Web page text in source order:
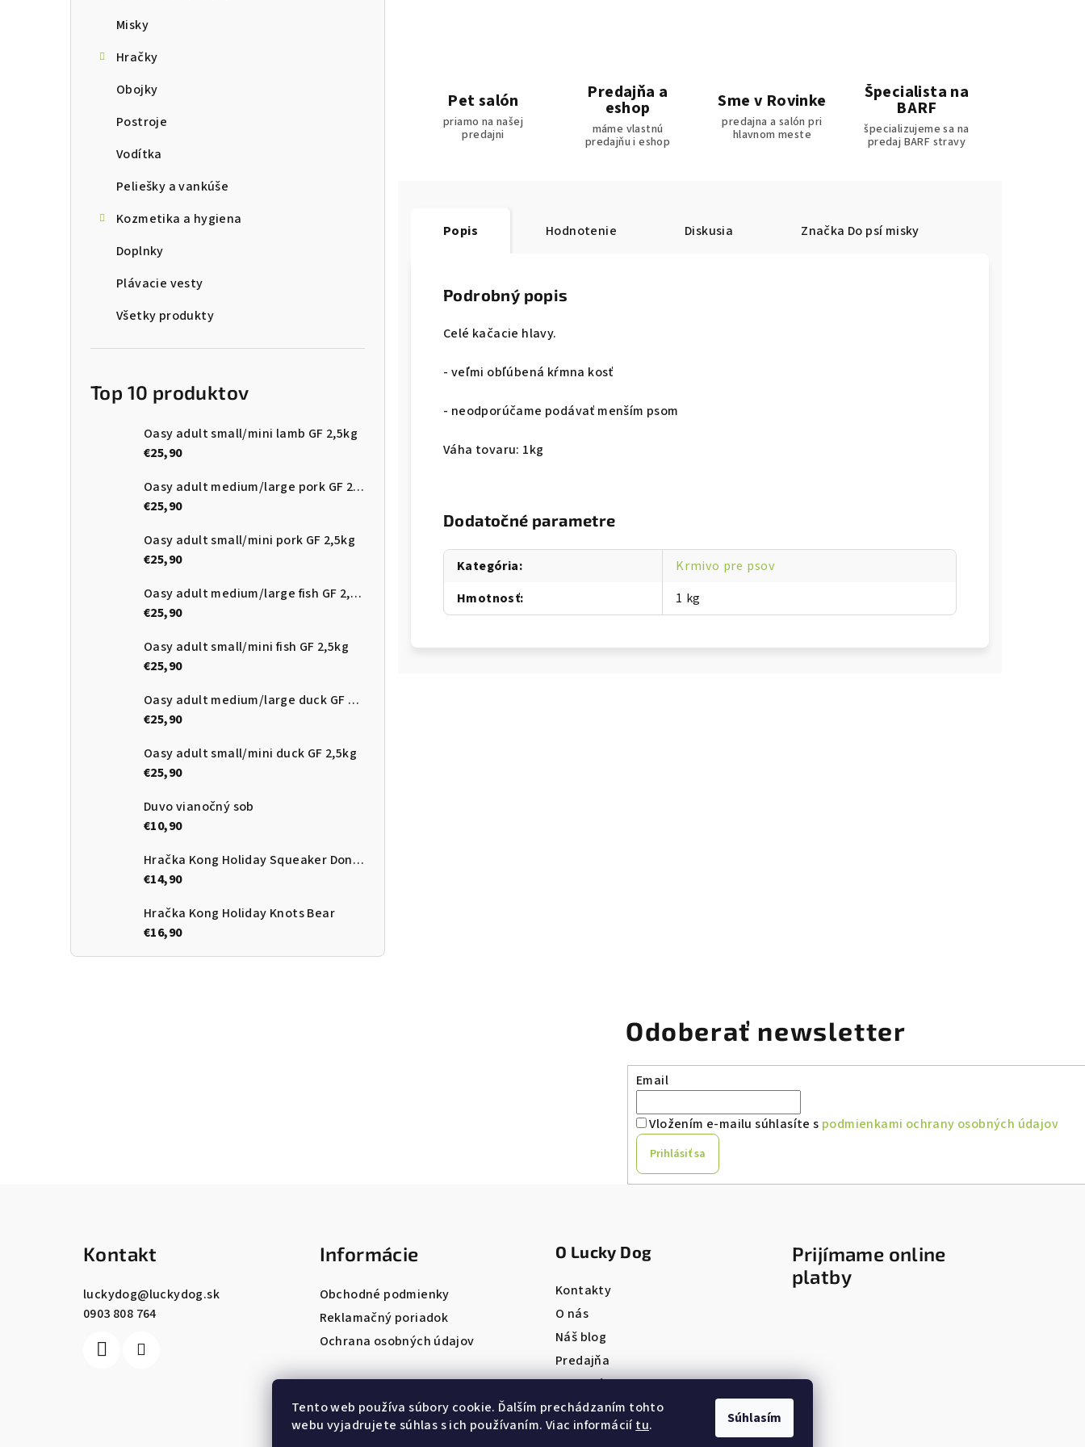
Tento web používa súbory cookie. Ďalším prechádzaním tohto
webu vyjadrujete súhlas s ich používaním. Viac informáciítu. Súhlasím
Misky
Hračky
Obojky
Postroje
Vodítka
Peliešky a vankúše
Kozmetika a hygiena
Doplnky
Plávacie vesty
Všetky produkty
Top 10 produktov
Oasy adult small/mini lamb GF 2,5kg
€25,90
Oasy adult medium/large pork GF 2,5kg
€25,90
Oasy adult small/mini pork GF 2,5kg
€25,90
Oasy adult medium/large fish GF 2,5kg
€25,90
Oasy adult small/mini fish GF 2,5kg
€25,90
Oasy adult medium/large duck GF 2,5kg
€25,90
Oasy adult small/mini duck GF 2,5kg
€25,90
Duvo vianočný sob
€10,90
Hračka Kong Holiday Squeaker Donut
€14,90
Hračka Kong Holiday Knots Bear
€16,90
Pet salón
priamo na našej
predajni
Predajňa a
eshop
máme vlastnú
predajňu i eshop
Sme v Rovinke
predajna a salón pri
hlavnom meste
Špecialista na
BARF
špecializujeme sa na
predaj BARF stravy
Popis Hodnotenie Diskusia Značka Do psí misky
Podrobný popis
Celé kačacie hlavy.
- veľmi obľúbená kŕmna kosť
- neodporúčame podávať menším psom
Váha tovaru: 1kg
Dodatočné parametre
Kategória:
Krmivo pre psov
Hmotnosť: 1 kg
Odoberať newsletter
Email
Vložením e-mailu súhlasíte s podmienkami ochrany osobných údajov
Prihlásiť sa
Kontakt
luckydog@luckydog.sk
0903 808 764
Informácie
Obchodné podmienky
Reklamačný poriadok
Ochrana osobných údajov
O Lucky Dog
Kontakty
O nás
Náš blog
Predajňa
Pet salón
ONLINE REZERVÁCIA
Prijímame online
platby